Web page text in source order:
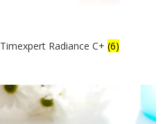
Timexpert Radiance C+(6)